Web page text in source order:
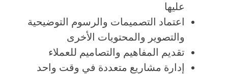
عليها
اعتماد التصميمات والرسوم التوضيحية
والتصوير والمحتويات الأخرى
تقديم المفاهيم والتصاميم للعملاء
إدارة مشاريع متعددة في وقت واحد